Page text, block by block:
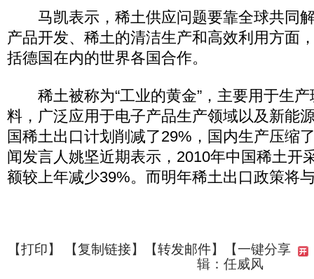
马凯表示，稀土供应问题要靠全球共同
产品开发、稀土的清洁生产和高效利用方面
括德国在内的世界各国合作。
稀土被称为“工业的黄金”，主要用于生产
料，广泛应用于电子产品生产领域以及新能
国稀土出口计划削减了29%，国内生产压缩
闻发言人姚坚近期表示，2010年中国稀土开
额较上年减少39%。而明年稀土出口政策将
【打印】 【复制链接】【转发邮件】
【一键分享
辑：任威风